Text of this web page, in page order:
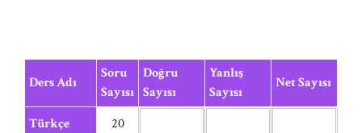
Ders Adı
Soru
Sayısı
Doğru
Sayısı
Yanlış
Sayısı
Net Sayısı
Türkçe
20